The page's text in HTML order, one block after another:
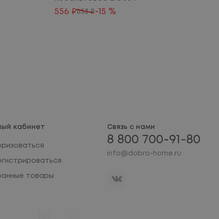
556 ₽653 ₽-15 %
кабинет
товары
Связь с нами
8 800 700-91-80
info@dobro-home.ru